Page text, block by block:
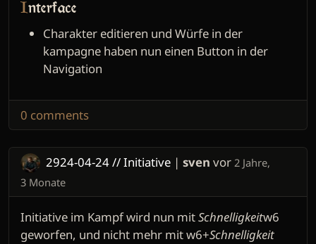
Interface
Charakter editieren und Würfe in der
kampagne haben nun einen Button in der
Navigation
0 comments
2924-04-24 // Initiative | sven vor 2 Jahre,
3 Monate
Initiative im Kampf wird nun mitSchnelligkeitw6
geworfen, und nicht mehr mit w6+Schnelligkeit